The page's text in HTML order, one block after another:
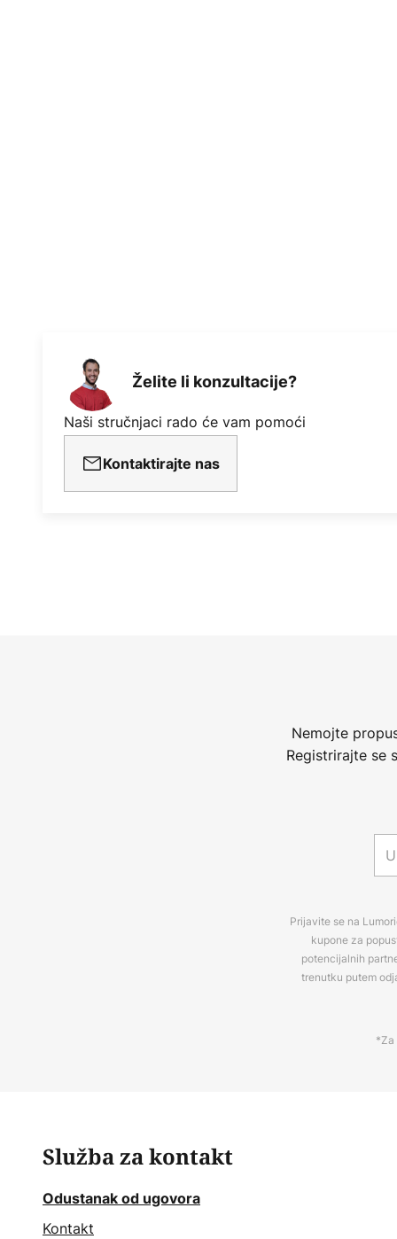
Želite li konzultacije?
Naši stručnjaci rado će vam pomoći
Kontaktirajte nas
Nemojte
Registrirajte se
Prijavite se na
kupone za
potencijalnih
trenutku putem
*Za
Služba za kontakt
Odustanak od ugovora
Kontakt